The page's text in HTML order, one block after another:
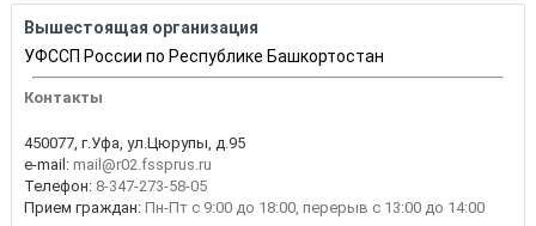
Вышестоящая организация
УФССП России по Республике Башкортостан
Контакты
450077, г.Уфа, ул.Цюрупы, д.95
e-mail:mail@r02.fssprus.ru
Телефон:8-347-273-58-05
Прием граждан:Пн-Пт с 9:00 до 18:00, перерыв с 13:00 до 14:00